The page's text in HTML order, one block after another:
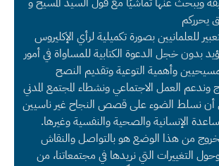
يحرركم
للعلمانيين بصورة تكميلية لرأي الإكليروس
بدون خجل الدعوة الكتابية للمساواة في أمور
وأهمية التوعية وتقديم النصح
وندعم العمل الاجتماعي ونشطاء المجتمع المدني
أن نسلط الضوء على قصص النجاح غير ناسيين
الإنسانية والصحية والنفسية وغيرها.
من هذا الوضع هو بالتواصل والنقاش
التغييرات التي نريدها في مجتمعاتنا، من